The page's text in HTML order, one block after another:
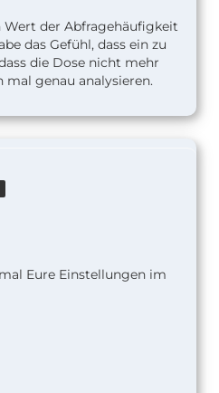
Wert der Abfragehäufigkeit
das Gefühl, dass ein zu
die Dose nicht mehr
mal genau analysieren.
Eure Einstellungen im